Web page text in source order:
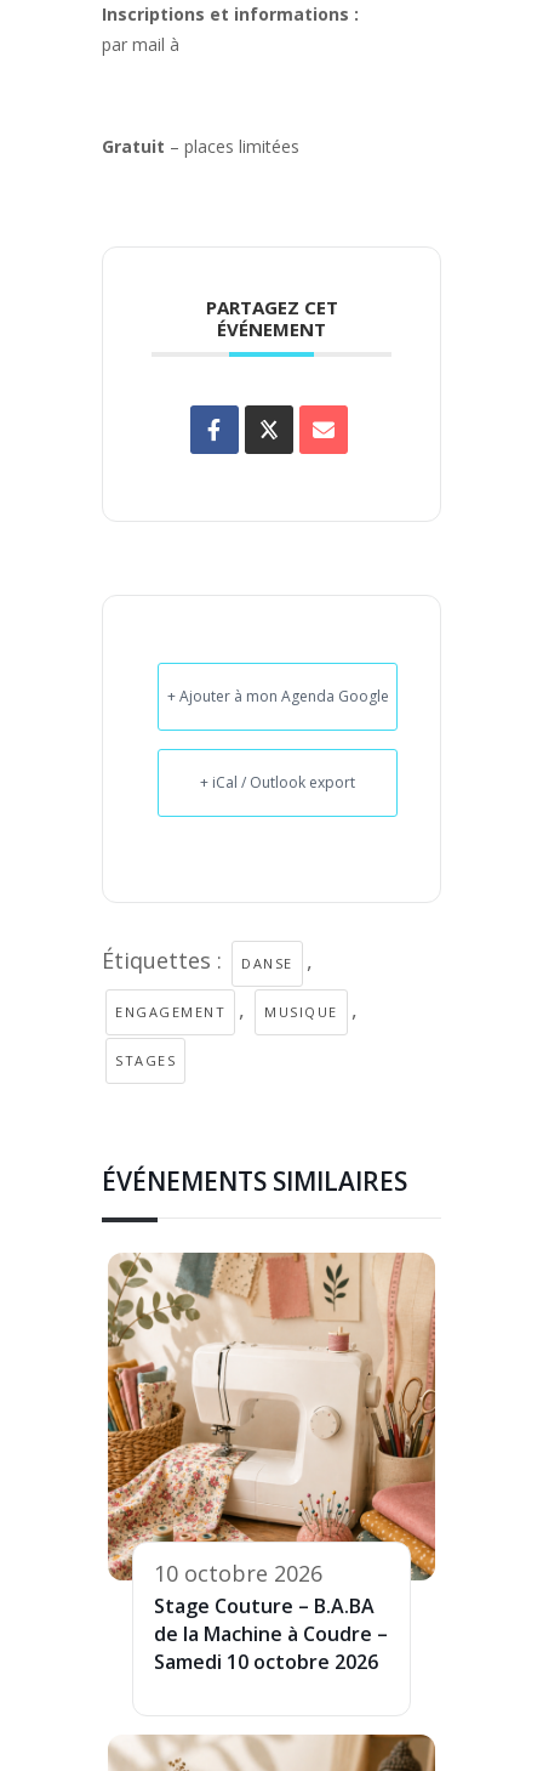
Inscriptions et informations :
par mail à
Gratuit – places limitées
PARTAGEZ CET
ÉVÉNEMENT
+ Ajouter à mon Agenda Google
+ iCal / Outlook export
Étiquettes : DANSE ,
ENGAGEMENT , MUSIQUE ,
STAGES
ÉVÉNEMENTS SIMILAIRES
10 octobre 2026
Stage Couture – B.A.BA
de la Machine à Coudre –
Samedi 10 octobre 2026